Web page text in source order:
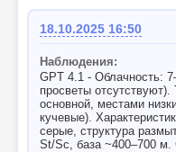
18.10.2025 16:50
Наблюдения:
GPT 4.1 - Облачность:
просветы
основной, местами
кучевые).
серые, структура
St/Sc, база ~400–700 м.